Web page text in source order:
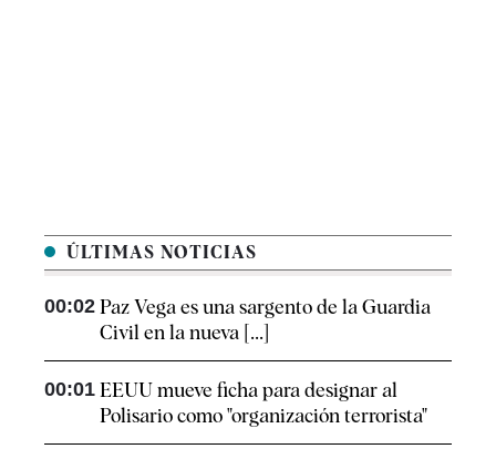
ÚLTIMAS NOTICIAS
00:02 Paz Vega es una sargento de la Guardia
Civil en la nueva [...]
00:01 EEUU mueve ficha para designar al
Polisario como "organización terrorista"